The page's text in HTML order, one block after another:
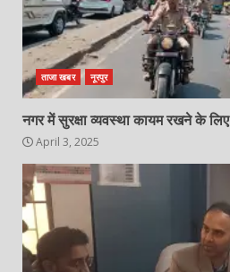
ताजा खबर नूरपुर
नगर में सुरक्षा व्यवस्था कायम रखने के
April 3, 2025